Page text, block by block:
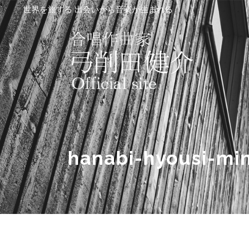
世界を旅する 出会いから音楽が生まれる
hanabi-hyousi-